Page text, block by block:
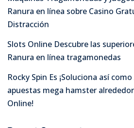
Ranura en línea sobre Casino
Distracción
Slots Online Descubre las
Ranura en línea tragamonedas
Rocky Spin Es ¡Soluciona así­
apuestas mega hamster
Online!